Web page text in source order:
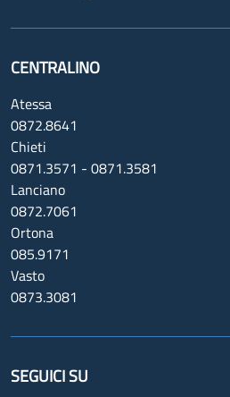
CENTRALINO
Atessa
0872.8641
Chieti
0871.3571 - 0871.3581
Lanciano
0872.7061
Ortona
085.9171
Vasto
0873.3081
SEGUICI SU